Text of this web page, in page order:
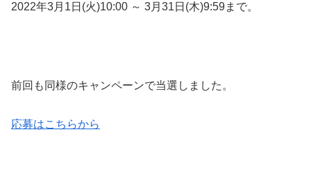
2022年3月1日(火)10:00 ～ 3月31日(木)9:59まで。
前回も同様のキャンペーンで当選しました。
応募はこちらから